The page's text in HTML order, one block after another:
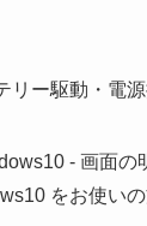
リー駆動・電
- 画面の
をお使い